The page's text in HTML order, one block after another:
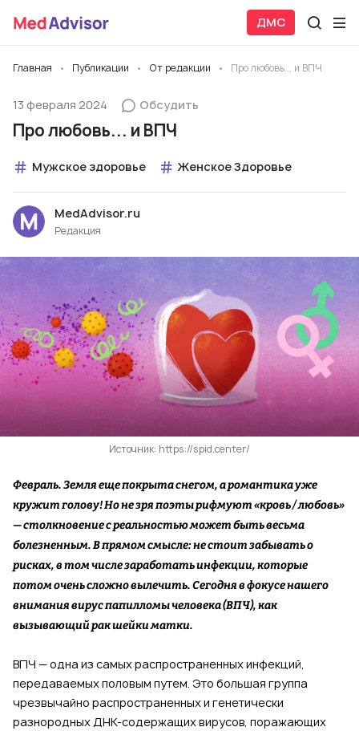
ДМС
Главная Публикации От редакции Про любовь... и ВПЧ
13 февраля 2024 Обсудить
Про любовь... и ВПЧ
Мужское здоровье Женское Здоровье
MedAdvisor.ru
Редакция
Источник: https://spid.center/
Февраль. Земля еще покрыта снегом, а романтика уже
кружит голову! Но не зря поэты рифмуют «кровь / любовь»
— столкновение с реальностью может быть весьма
болезненным. В прямом смысле: не стоит забывать о
рисках, в том числе заработать инфекции, которые
потом очень сложно вылечить. Сегодня в фокусе нашего
внимания вирус папилломы человека (ВПЧ), как
вызывающий рак шейки матки.
ВПЧ — одна из самых распространенных инфекций,
передаваемых половым путем. Это большая группа
чрезвычайно распространенных и генетически
разнородных ДНК-содержащих вирусов, поражающих